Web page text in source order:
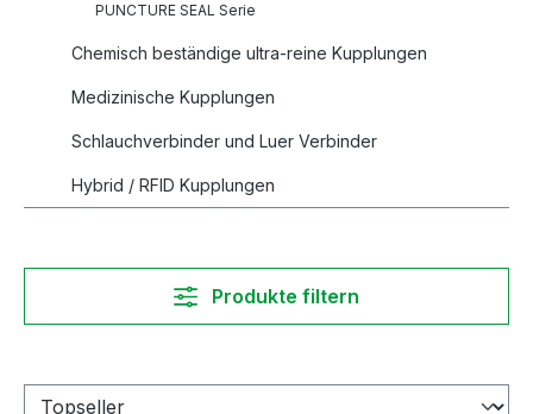
PUNCTURE SEAL Serie
Chemisch beständige ultra-reine Kupplungen
Medizinische Kupplungen
Schlauchverbinder und Luer Verbinder
Hybrid / RFID Kupplungen
Produkte filtern